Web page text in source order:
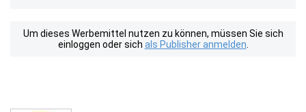
Um dieses Werbemittel nutzen zu können, müssen Sie sich
einloggen oder sich als Publisher anmelden